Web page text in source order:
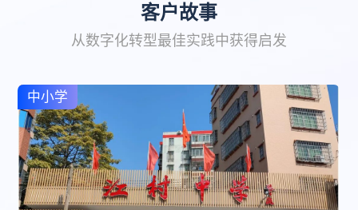
客户故事
从数字化转型最佳实践中获得启发
中小学